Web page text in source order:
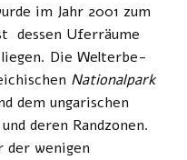
im Jahr 2001 zum
dessen Uferräume
Die Welterbe-
Nationalpark
dem ungarischen
deren Randzonen.
der wenigen